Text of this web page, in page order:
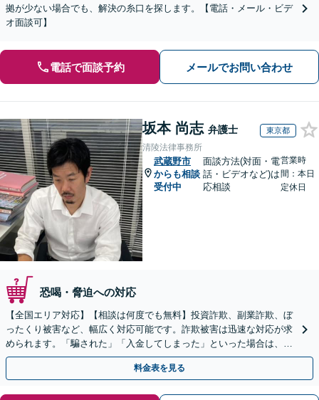
拠が少ない場合でも、解決の糸口を探します。【電話・メール・ビデ
オ面談可】
電話で面談予約 メールでお問い合わせ
坂本 尚志 弁護士 東京都
清陵法律事務所
武蔵野市
からも相談
受付中
面談方法(対面・電
話・ビデオなど)は
応相談
営業時
間：本日
定休日
恐喝・脅迫への対応
【全国エリア対応】【相談は何度でも無料】投資詐欺、副業詐欺、ぼ
ったくり被害など、幅広く対応可能です。詐欺被害は迅速な対応が求
められます。「騙された」「入金してしまった」といった場合は、お
早めにご相談ください。【電話・メール・WEB相談可】
料金表を見る